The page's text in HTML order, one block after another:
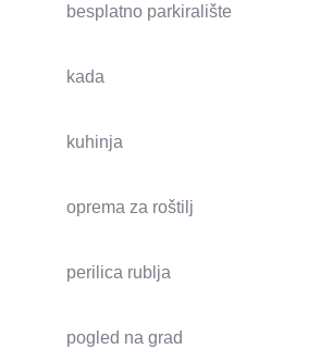
besplatno parkiralište
kada
kuhinja
oprema za roštilj
perilica rublja
pogled na grad